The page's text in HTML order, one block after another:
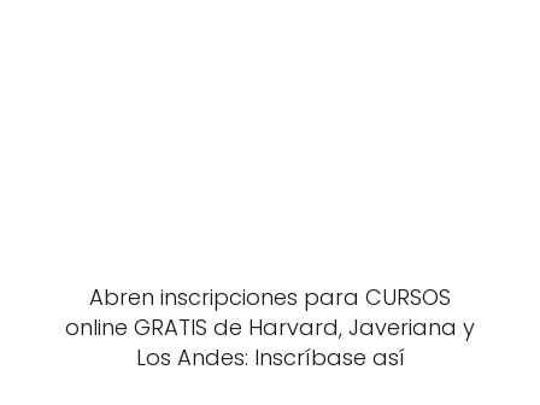
Abren inscripciones para CURSOS
online GRATIS de Harvard, Javeriana y
Los Andes: Inscríbase así